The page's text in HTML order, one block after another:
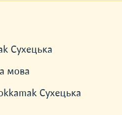
Сухецька
мова
Сухецька